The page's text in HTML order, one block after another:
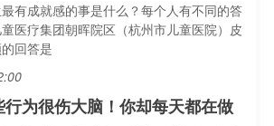
有成就感的事是什么？每个人有不同的答
医疗集团朝晖院区（杭州市儿童医院）皮
回答是
为很伤大脑！你却每天都在做